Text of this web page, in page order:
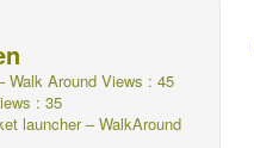
Walk Around Views : 45
: 35
launcher – WalkAround